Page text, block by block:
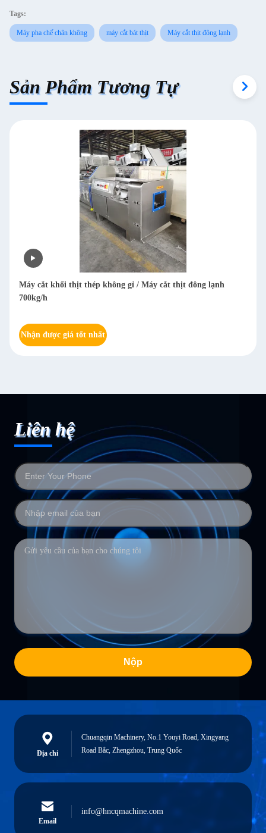
Tags:
Máy pha chế chân không máy cắt bát thịt Máy cắt thịt đông lạnh
Sản Phẩm Tương Tự
Máy cắt khối thịt thép không gỉ / Máy cắt thịt đông lạnh
700kg/h
Nhận được giá tốt nhất
Liên hệ
Nộp
Địa chỉ
Chuangqin Machinery, No.1 Youyi Road, Xingyang
Road Bắc, Zhengzhou, Trung Quốc
Email
info@hncqmachine.com